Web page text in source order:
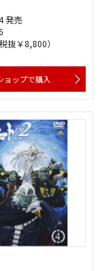
発売
抜￥8,800）
ョップで購入